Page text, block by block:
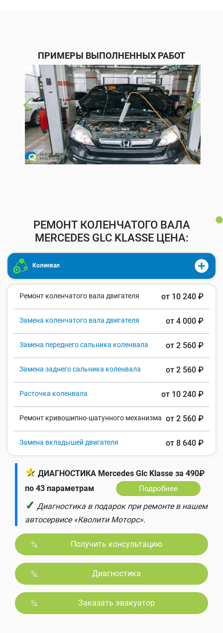
ПРИМЕРЫ ВЫПОЛНЕННЫХ РАБОТ
РЕМОНТ КОЛЕНЧАТОГО ВАЛА
MERCEDES GLC KLASSE ЦЕНА:
Коленвал
Ремонт коленчатого вала двигателя от 10 240 ₽
Замена коленчатого вала двигателя от 4 000 ₽
Замена переднего сальника коленвала от 2 560 ₽
Замена заднего сальника коленвала от 2 560 ₽
Расточка коленвала от 10 240 ₽
Ремонт кривошипно-шатунного механизма от 2 560 ₽
Замена вкладышей двигателя от 8 640 ₽
★ ДИАГНОСТИКА Mercedes Glc Klasse за 490₽
по 43 параметрам
Подробнее
✓ Диагностика в подарок при ремонте в нашем
автосервисе «Кволити Моторс».
Получить консультацию
Диагностика
Заказать эвакуатор